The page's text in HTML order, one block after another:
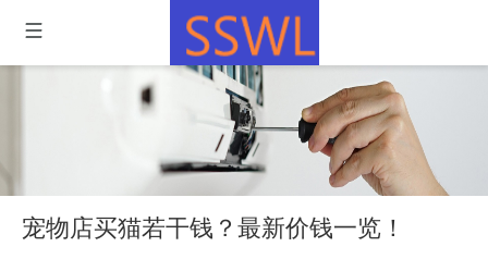
宠物店买猫若干钱？最新价钱一览！